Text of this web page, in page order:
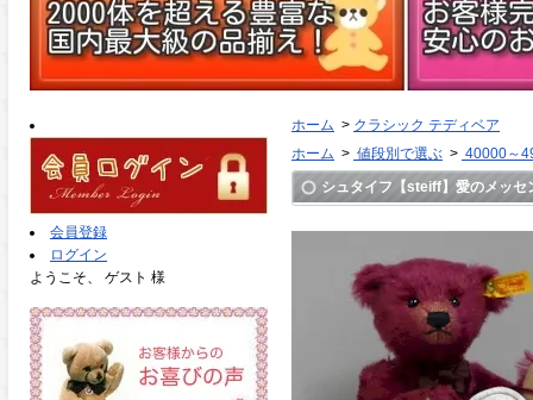
会員登録
ログイン
ようこそ、 ゲスト 様
ホーム > クラシック テディベア
ホーム > 値段別で選ぶ > 40000～
シュタイフ【steiff】愛のメッ